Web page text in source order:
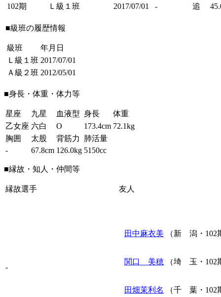
102期
Ｌ級１班 2017/07/01 - 追
■級班の履歴情報
級班
年月日
Ｌ級１班 2017/07/01
Ａ級２班 2012/05/01
■身長・体重・体力等
星座 九星 血液型 身長
体重
乙女座 六白 O 173.4cm 72.1kg
胸囲
太股 背筋力
肺活量
-
67.8cm 126.0kg 5150cc
■縁故・知人・仲間等
縁故選手 友人
-
田中麻衣美 （新 潟・102
関口 美穂 （埼 玉・102
田畑茉利名 （千 葉・102